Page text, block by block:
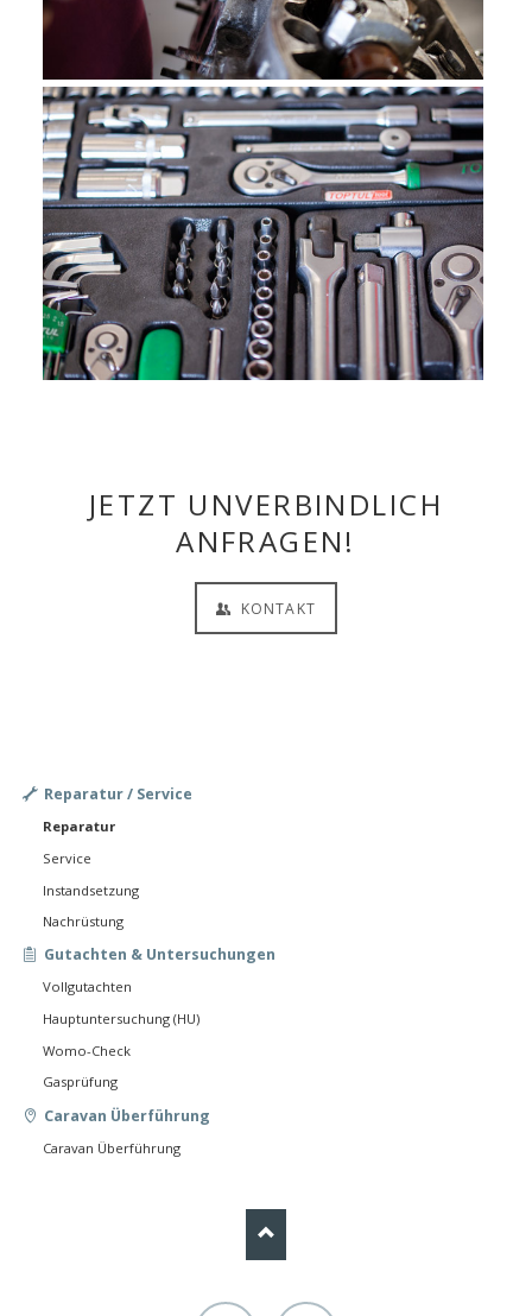
JETZT UNVERBINDLICH
ANFRAGEN!
KONTAKT
Skip
navigation
Reparatur / Service
Reparatur
Service
Instandsetzung
Nachrüstung
Gutachten & Untersuchungen
Vollgutachten
Hauptuntersuchung (HU)
Womo-Check
Gasprüfung
Caravan Überführung
Caravan Überführung